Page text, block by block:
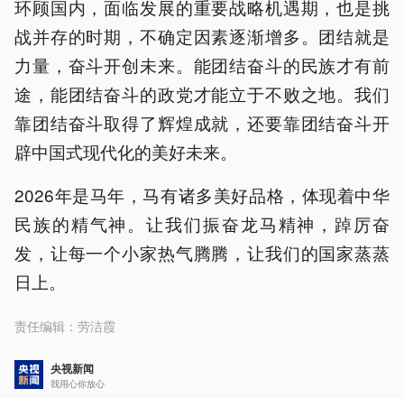
环顾国内，面临发展的重要战略机遇期，也是挑
战并存的时期，不确定因素逐渐增多。团结就是
力量，奋斗开创未来。能团结奋斗的民族才有前
途，能团结奋斗的政党才能立于不败之地。我们
靠团结奋斗取得了辉煌成就，还要靠团结奋斗开
辟中国式现代化的美好未来。
2026年是马年，马有诸多美好品格，体现着中华
民族的精气神。让我们振奋龙马精神，踔厉奋
发，让每一个小家热气腾腾，让我们的国家蒸蒸
日上。
责任编辑： 劳洁霞
央视新闻
我用心你放心